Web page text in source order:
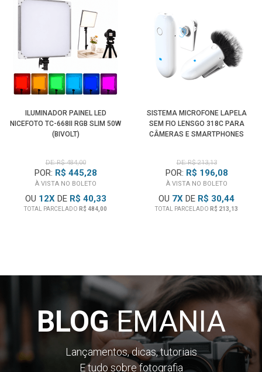
automaticamente quando detecta alimentação fantasma de
sua câmera de vídeo, prolongando a vida útil da bateria no
• O transmissor e o receptor também podem ser
alimentados por meio de suas portas USB, permitindo que
funcionem por várias horas em um pacote de alimentação
USB ou indefinidamente se você tiver acesso a CA.
• A Bateria BA 30 incluída para o transmissor e a Bateria BA
20 para o receptor também estão disponíveis
separadamente, para que você possa ter baterias
Feito na Alemanha e Garantia Sennheiser Brasil
ILUMINADOR PAINEL LED
NICEFOTO TC-668II RGB SLIM 50W
(BIVOLT)
DE: R$ 484,00
POR: R$ 445,28
À VISTA NO BOLETO
OU 12XDE R$ 40,33
TOTAL PARCELADO R$ 484,00
SISTEMA MICROFONE LAPELA
SEM FIO LENSGO 318C PARA
CÂMERAS E SMARTPHONES
DE: R$ 213,13
POR: R$ 196,08
À VISTA NO BOLETO
OU 7X DE R$ 30,44
TOTAL PARCELADO R$ 213,13
BLOGEMANIA
Lançamentos, dicas, tutoriais
E tudo sobre fotografia